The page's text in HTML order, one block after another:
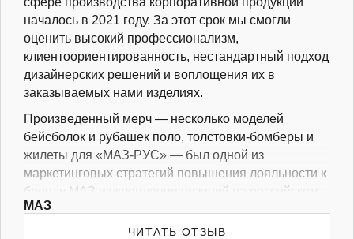
началось в 2021 году. За этот срок мы смогли
оценить высокий профессионализм,
клиентоориентированность, нестандартный подход
дизайнерских решений и воплощения их в
заказываемых нами изделиях.
Произведенный мерч — несколько моделей
бейсболок и рубашек поло, толстовки-бомберы и
жилеты для «МАЗ-РУС» — был одной из
маркетинговых стратегий повышения лояльности к
бренду МАЗ и укрепления позиций на российском
рынке. Рассматриваем продолжение
сотрудничества в долгосрочной перспективе.
МАЗ
ЧИТАТЬ ОТЗЫВ